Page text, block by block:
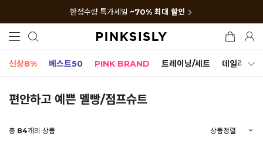
한정수량 특가세일 ~70% 최대 할인
신상8% 베스트50 PINK BRAND 트레이닝/세트 데일리세트
편안하고 예쁜 멜빵/점프슈트
총 84개의 상품